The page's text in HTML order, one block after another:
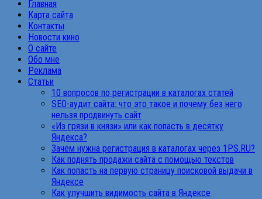
Главная
Карта сайта
Контакты
Новости кино
О сайте
Обо мне
Реклама
Статьи
10 вопросов по регистрации в каталогах статей
SEO-аудит сайта: что это такое и почему без него
нельзя продвинуть сайт
«Из грязи в князи» или как попасть в десятку
Яндекса?
Зачем нужна регистрация в каталогах через 1PS.RU?
Как поднять продажи сайта с помощью текстов
Как попасть на первую страницу поисковой выдачи в
Яндексе
Как улучшить видимость сайта в Яндексе